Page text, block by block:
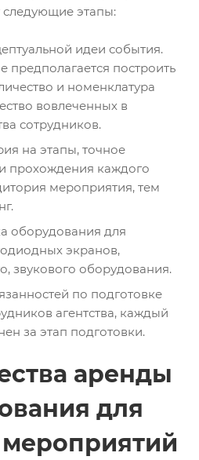
следующие этапы:
идеи события.
предполагается построить
и номенклатура
вовлеченных в
сотрудников.
на этапы, точное
прохождения каждого
мероприятия, тем
оборудования для
экранов,
звукового оборудования.
по подготовке
агентства, каждый
за этап подготовки.
аренды
для